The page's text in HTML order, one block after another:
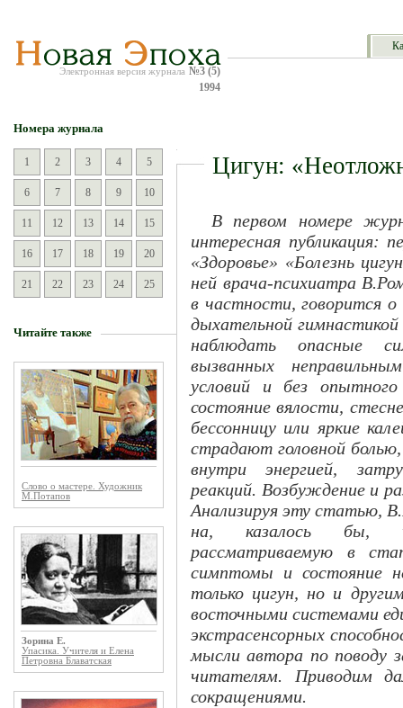
Электронная версия журнала №3 (5)
1994
Номера журнала
1 2 3 4 5
6 7 8 9 10
11 12 13 14 15
16 17 18 19 20
21 22 23 24 25
Читайте также
Слово о мастере. Художник
М.Потапов
Зорина Е.
Упасика. Учителя и Елена
Петровна Блаватская
Цигун:
В первом номере
интересная публикация:
«Здоровье» «Болезнь
ней врача-психиатра
в частности, говорится
дыхательной гимнастикой
наблюдать опасные
вызванных
условий и без
состояние вялости,
бессонницу или яркие
страдают головной
внутри энергией,
реакций. Возбуждение и
Анализируя эту статью,
на, казалось бы,
рассматриваемую в
симптомы и состояние
только цигун, но и
восточными системами
экстрасенсорных
мысли автора по поводу
читателям. Приводим
сокращениями.